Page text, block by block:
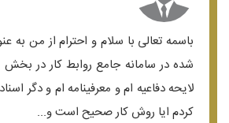
باسمه تعالی با سلام و احترام از من به
شده در سامانه جامع روابط کار در
لایحه دفاعیه ام و معرفینامه ام و دگر
کردم ایا روش کار صحیح است و...